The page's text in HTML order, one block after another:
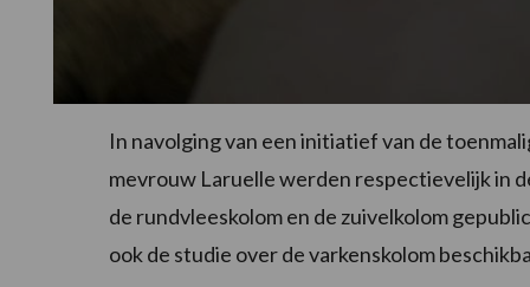
In navolging van een initiatief van de
mevrouw Laruelle werden respectievelijk in
de rundvleeskolom en de zuivelkolom
ook de studie over de varkenskolom